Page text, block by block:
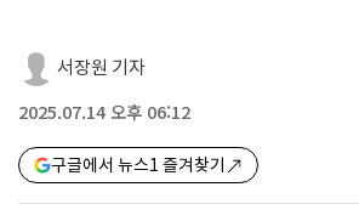
서장원 기자
2025.07.14 오후 06:12
구글에서 뉴스1 즐겨찾기